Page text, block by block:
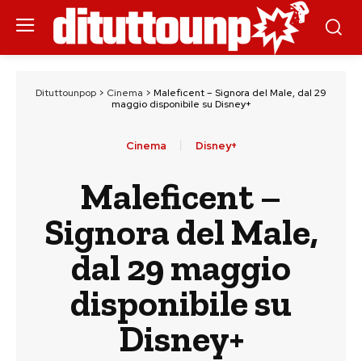
Dituttounpop > Cinema > Maleficent – Signora del Male, dal 29
maggio disponibile su Disney+
Cinema Disney+
Maleficent –
Signora del Male,
dal 29 maggio
disponibile su
Disney+